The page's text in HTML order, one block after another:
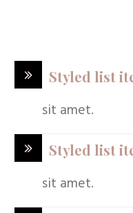
Styled list
sit amet.
Styled list
sit amet.